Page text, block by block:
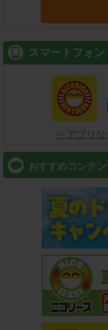
スマートフォン
⇒ アプリな
おすすめコンテン